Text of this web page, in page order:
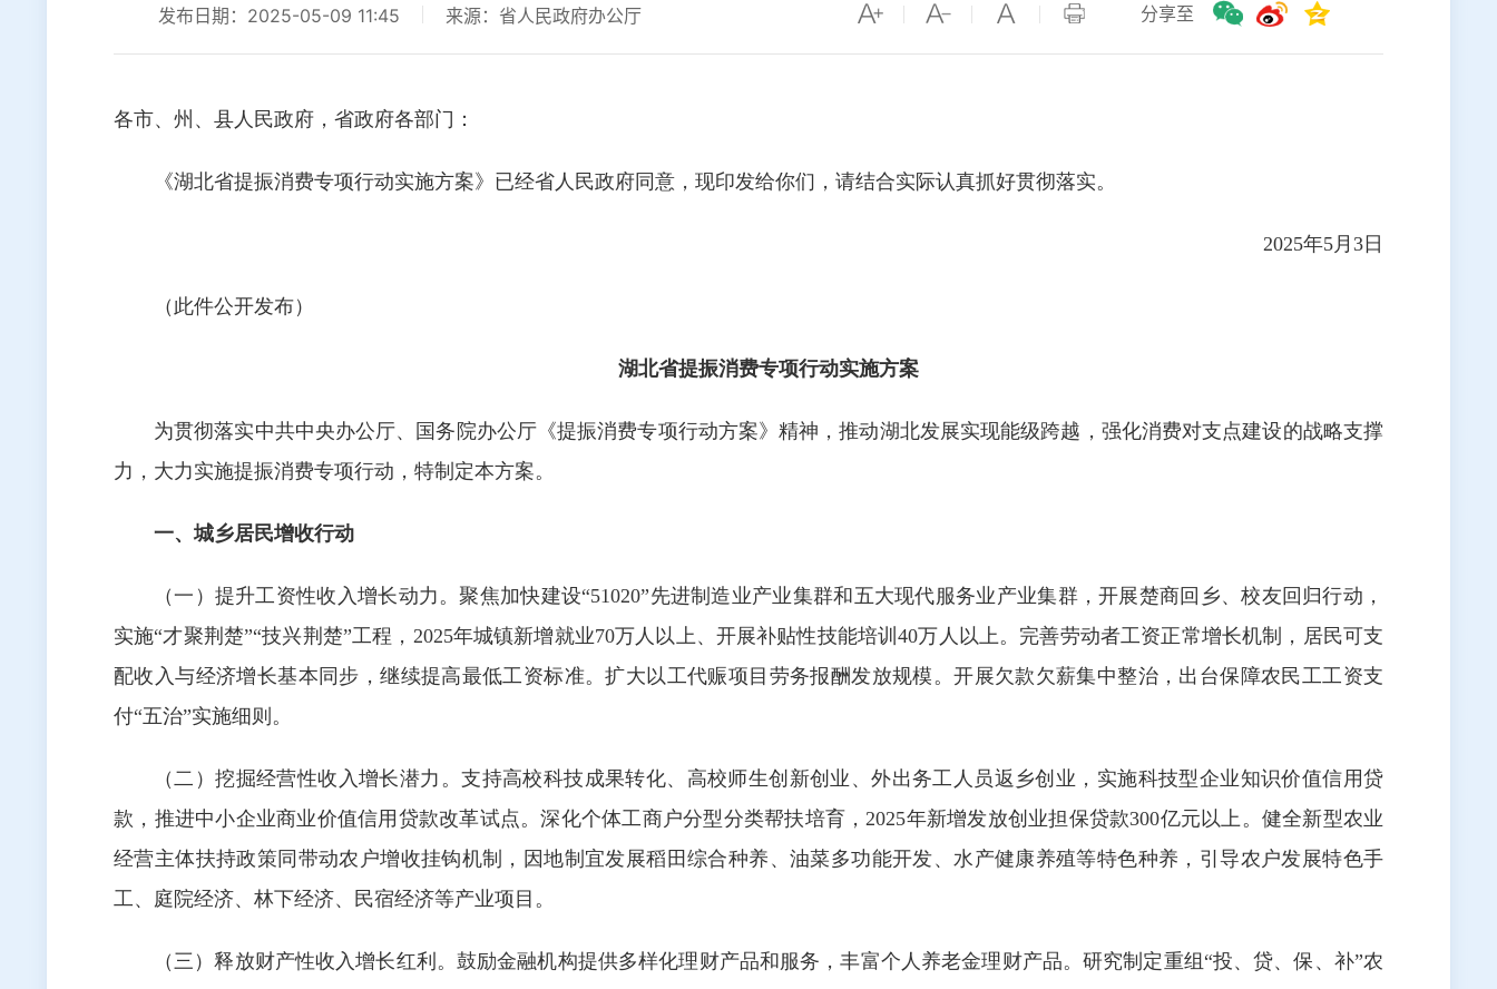
分享至
发布日期：2025-05-09 11:45 来源：省人民政府办公厅
各市、州、县人民政府，省政府各部门：
《湖北省提振消费专项行动实施方案》已经省人民政府同意，现印发给你们，请结合实际认真抓好贯彻落实。
2025年5月3日
（此件公开发布）
湖北省提振消费专项行动实施方案
为贯彻落实中共中央办公厅、国务院办公厅《提振消费专项行动方案》精神，推动湖北发展实现能级跨越，强化消费对支点建设的战略支撑
力，大力实施提振消费专项行动，特制定本方案。
一、城乡居民增收行动
（一）提升工资性收入增长动力。聚焦加快建设“51020”先进制造业产业集群和五大现代服务业产业集群，开展楚商回乡、校友回归行动，
实施“才聚荆楚”“技兴荆楚”工程，2025年城镇新增就业70万人以上、开展补贴性技能培训40万人以上。完善劳动者工资正常增长机制，居民可支
配收入与经济增长基本同步，继续提高最低工资标准。扩大以工代赈项目劳务报酬发放规模。开展欠款欠薪集中整治，出台保障农民工工资支
付“五治”实施细则。
（二）挖掘经营性收入增长潜力。支持高校科技成果转化、高校师生创新创业、外出务工人员返乡创业，实施科技型企业知识价值信用贷
款，推进中小企业商业价值信用贷款改革试点。深化个体工商户分型分类帮扶培育，2025年新增发放创业担保贷款300亿元以上。健全新型农业
经营主体扶持政策同带动农户增收挂钩机制，因地制宜发展稻田综合种养、油菜多功能开发、水产健康养殖等特色种养，引导农户发展特色手
工、庭院经济、林下经济、民宿经济等产业项目。
（三）释放财产性收入增长红利。鼓励金融机构提供多样化理财产品和服务，丰富个人养老金理财产品。研究制定重组“投、贷、保、补”农